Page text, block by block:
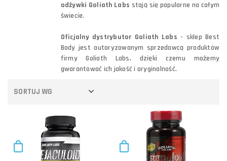
odżywki Goliath Labs stają się popularne na całym
świecie.
Oficjalny dystrybutor Goliath Labs - sklep Best
Body jest autoryzowanym sprzedawcą produktów
firmy Goliath Labs, dzięki czemu możemy
gwarantować ich jakość i oryginalność.
SORTUJ WG